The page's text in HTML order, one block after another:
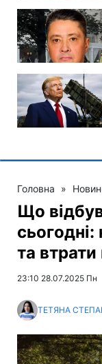
Головна »
Що
та втрати
23:10 28.07.2025 Пн
ТЕТЯНА